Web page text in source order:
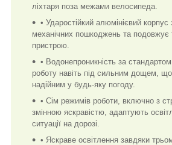
ліхтаря поза межами велосипеда.
• Ударостійкий алюмінієвий
механічних пошкоджень та подовжує
пристрою.
• Водонепроникність за
роботу навіть під сильним дощем, що
надійним у будь-яку погоду.
• Сім режимів роботи, включно з
змінною яскравістю, адаптують
ситуації на дорозі.
• Яскраве освітлення завдяки